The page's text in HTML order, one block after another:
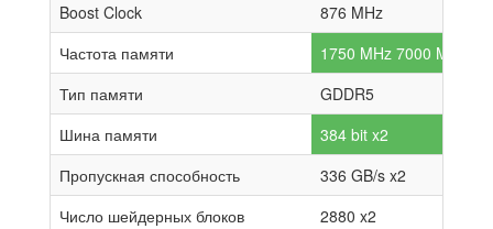
Boost Clock
876 MHz
Частота памяти
1750 MHz 7000 MHz
Тип памяти
GDDR5
Шина памяти
384 bit x2
Пропускная способность
336 GB/s x2
Число шейдерных блоков
2880 x2